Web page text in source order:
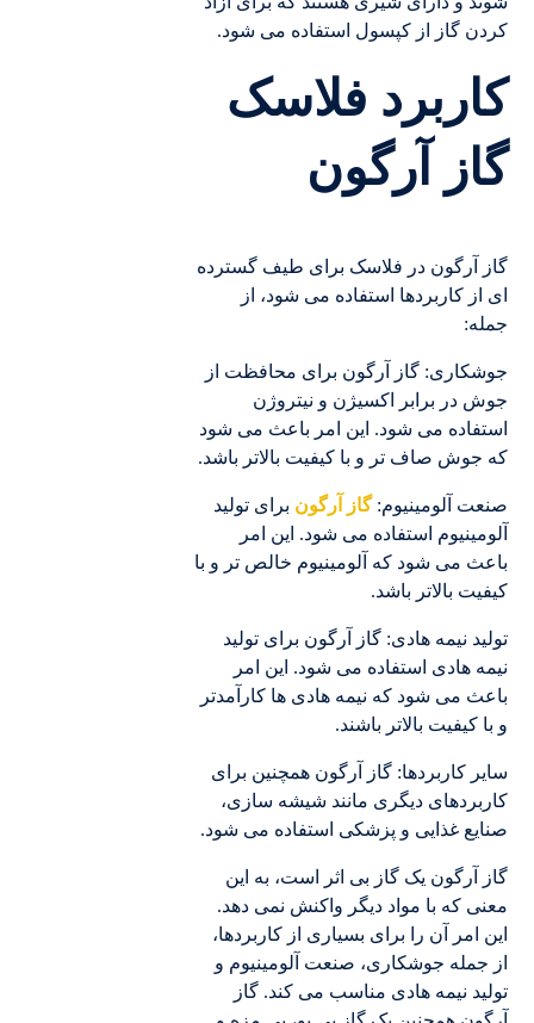
کردن گاز از کپسول استفاده می شود.
کاربرد فلاسک
گاز آرگون
گاز آرگون در فلاسک برای طیف گسترده
ای از کاربردها استفاده می شود، از
جمله:
جوشکاری: گاز آرگون برای محافظت از
جوش در برابر اکسیژن و نیتروژن
استفاده می شود. این امر باعث می شود
که جوش صاف تر و با کیفیت بالاتر باشد.
صنعت آلومینیوم: گاز آرگون برای تولید
آلومینیوم استفاده می شود. این امر
باعث می شود که آلومینیوم خالص تر و با
کیفیت بالاتر باشد.
تولید نیمه هادی: گاز آرگون برای تولید
نیمه هادی استفاده می شود. این امر
باعث می شود که نیمه هادی ها کارآمدتر
و با کیفیت بالاتر باشند.
سایر کاربردها: گاز آرگون همچنین برای
کاربردهای دیگری مانند شیشه سازی،
صنایع غذایی و پزشکی استفاده می شود.
گاز آرگون یک گاز بی اثر است، به این
معنی که با مواد دیگر واکنش نمی دهد.
این امر آن را برای بسیاری از کاربردها،
از جمله جوشکاری، صنعت آلومینیوم و
تولید نیمه هادی مناسب می کند. گاز